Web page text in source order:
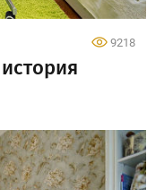
9218